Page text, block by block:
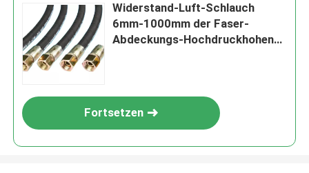
Widerstand-Luft-Schlauch
6mm-1000mm der Faser-
Abdeckungs-Hochdruckhohen
Fortsetzen